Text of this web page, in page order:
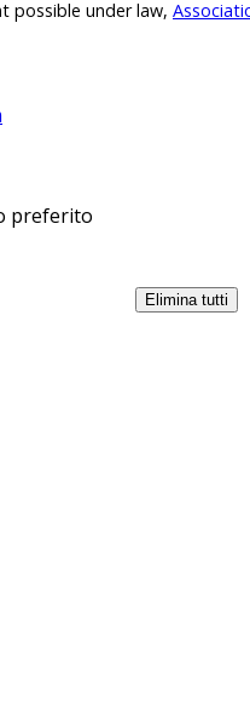
possible under law,
preferito